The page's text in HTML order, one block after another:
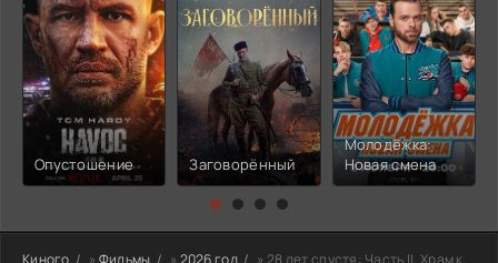
Опустошение Заговорённый
Молодёжка:
Новая смена
Киного » Фильмы » 2026 год » 28 лет спустя: Часть II. Храм костей